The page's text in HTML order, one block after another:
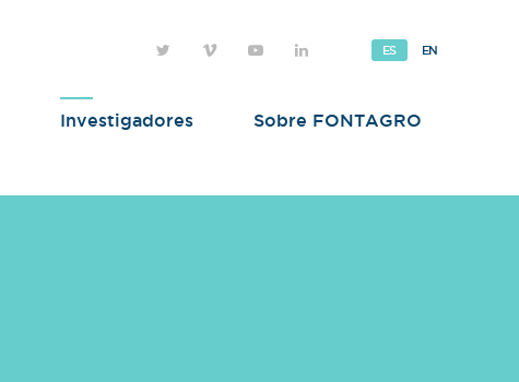
ES EN
Investigadores Sobre FONTAGRO